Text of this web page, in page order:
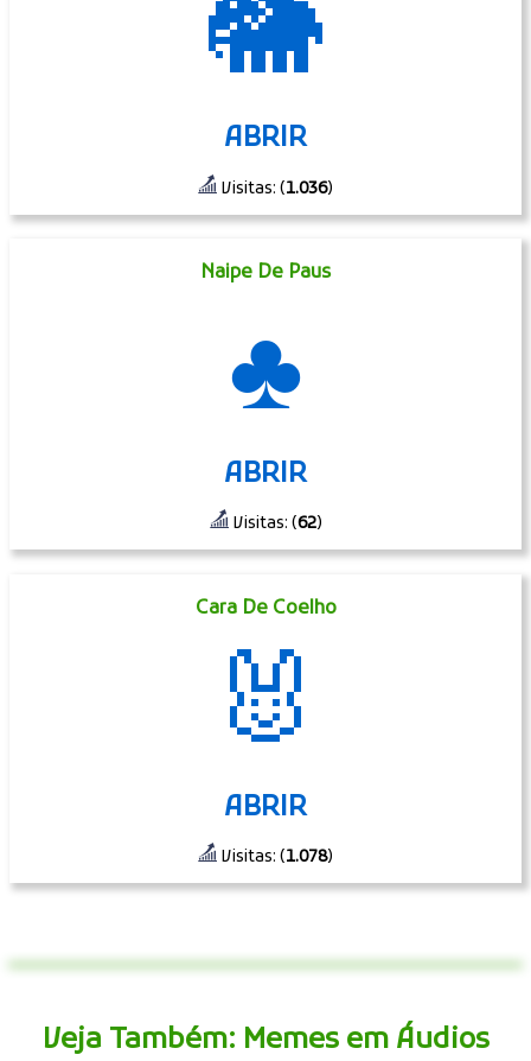
🐘
ABRIR
Visitas: (1.036)
Naipe De Paus
♣
ABRIR
Visitas: (62)
Cara De Coelho
🐰
ABRIR
Visitas: (1.078)
Veja Também: Memes em Áudios